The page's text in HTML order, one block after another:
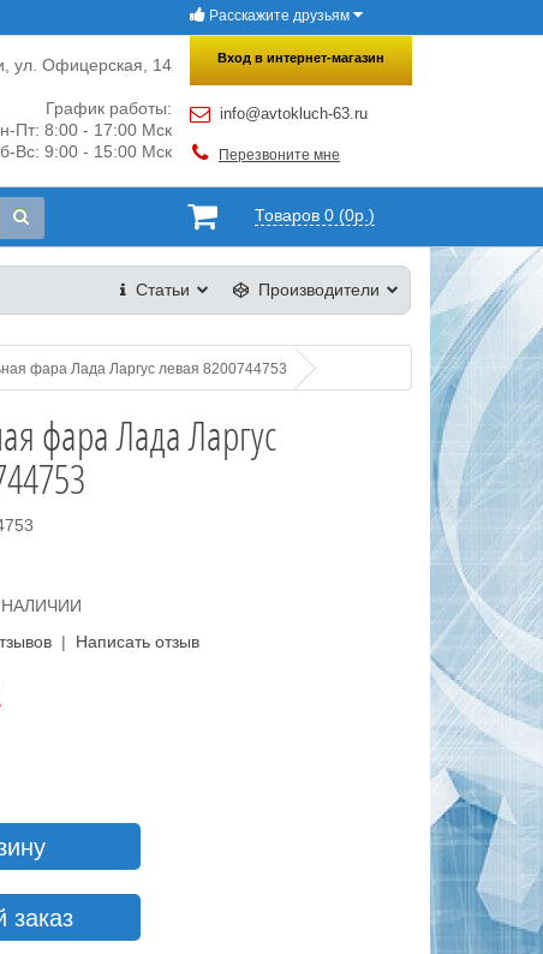
×
Расскажите друзьям
Вход в интернет-магазин
info@avtokluch-63.ru
Перезвоните мне
ул. Офицерская, 14
График работы:
Пт: 8:00 - 17:00 Мск
Вс: 9:00 - 15:00 Мск
Товаров 0 (0р.)
Производители
Статьи
фара Лада Ларгус левая 8200744753
фара Лада Ларгус
НАЛИЧИИ
| Написать отзыв
заказ